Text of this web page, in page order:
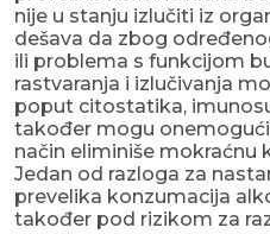
nije u stanju izlučiti iz
dešava da zbog
ili problema s funkcijom
rastvaranja i izlučivanja
poput citostatika,
također mogu
način eliminiše mokraćnu
Jedan od razloga za
prevelika konzumacija
također pod rizikom za